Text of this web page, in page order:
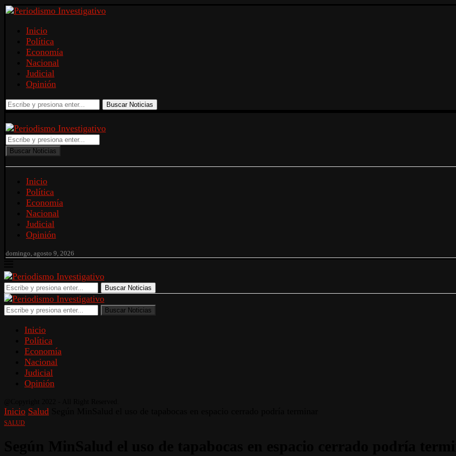
Inicio
Política
Economía
Nacional
Judicial
Opinión
Buscar Noticias
Buscar Noticias
Inicio
Política
Economía
Nacional
Judicial
Opinión
domingo, agosto 9, 2026
Buscar Noticias
Buscar Noticias
Inicio
Política
Economía
Nacional
Judicial
Opinión
Inicio Salud
SALUD